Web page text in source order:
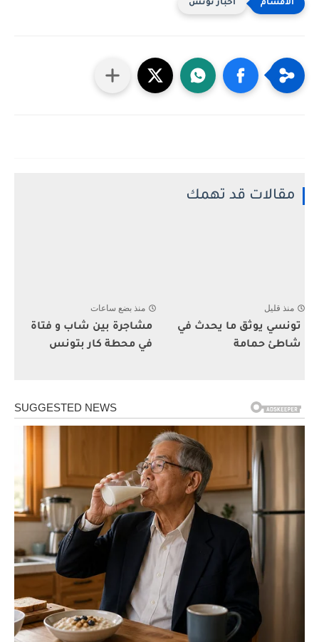
أخبار تونس
مقالات قد تهمك
منذ قليل
تونسي يوثق ما يحدث في
شاطئ حمامة
منذ بضع ساعات
مشاجرة بين شاب و فتاة
في محطة كار بتونس